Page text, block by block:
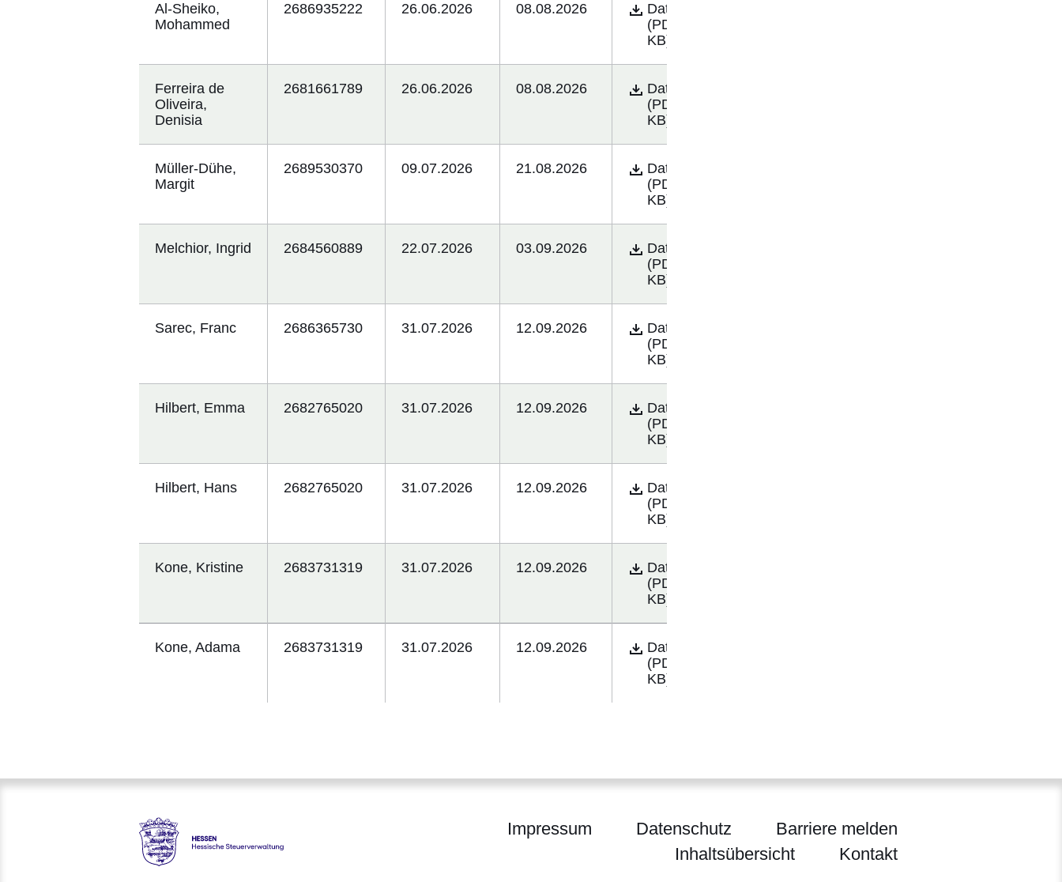
Al-Sheiko,
Mohammed
2686935222 26.06.2026 08.08.2026
Datei
(PDF/44.84
KB)
Öffnet sich in einem neuen Fenster
Ferreira de
Oliveira,
Denisia
2681661789 26.06.2026 08.08.2026
Datei
(PDF/11.24
KB)
Öffnet sich in einem neuen Fenster
Müller-Dühe,
Margit
2689530370 09.07.2026 21.08.2026
Datei
(PDF/50.46
KB)
Öffnet sich in einem neuen Fenster
Melchior, Ingrid 2684560889 22.07.2026 03.09.2026
Datei
(PDF/12.71
KB)
Öffnet sich in einem neuen Fenster
Sarec, Franc 2686365730 31.07.2026 12.09.2026
Datei
(PDF/12.98
KB)
Öffnet sich in einem neuen Fenster
Hilbert, Emma 2682765020 31.07.2026 12.09.2026
Datei
(PDF/174.25
KB)
Öffnet sich in einem neuen Fenster
Hilbert, Hans 2682765020 31.07.2026 12.09.2026
Datei
(PDF/174.19
KB)
Öffnet sich in einem neuen Fenster
Kone, Kristine 2683731319 31.07.2026 12.09.2026
Datei
(PDF/12.42
KB)
Öffnet sich in einem neuen Fenster
Kone, Adama 2683731319 31.07.2026 12.09.2026
Datei
(PDF/472.21
KB)
Öffnet sich in einem neuen Fenster
Impressum Datenschutz
Barriere melden
Inhaltsübersicht
Kontakt